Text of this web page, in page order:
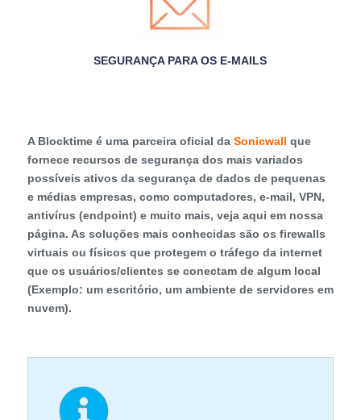
SEGURANÇA PARA OS E-MAILS
A Blocktime é uma parceira oficial daSonicwall que
fornece recursos de segurança dos mais variados
possíveis ativos da segurança de dados de pequenas
e médias empresas, como computadores, e-mail, VPN,
antivírus (endpoint) e muito mais, veja aqui em nossa
página. As soluções mais conhecidas são os firewalls
virtuais ou físicos que protegem o tráfego da internet
que os usuários/clientes se conectam de algum local
(Exemplo: um escritório, um ambiente de servidores em
nuvem).